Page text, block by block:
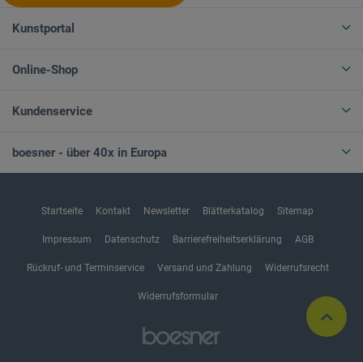
Kunstportal
Online-Shop
Kundenservice
boesner - über 40x in Europa
Startseite Kontakt Newsletter Blätterkatalog Sitemap
Impressum Datenschutz Barrierefreiheitserklärung AGB
Rückruf- und Terminservice Versand und Zahlung Widerrufsrecht
Widerrufsformular